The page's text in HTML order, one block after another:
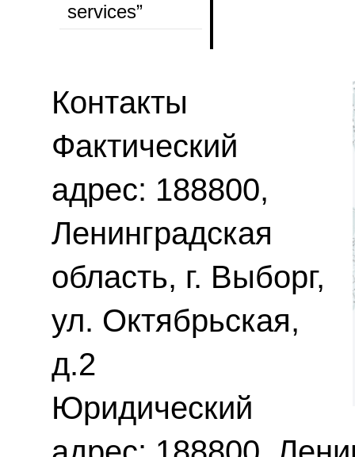
services”
Контакты
Фактический
адрес: 188800,
Ленинградская
область, г. Выборг,
ул. Октябрьская,
д.2
Юридический